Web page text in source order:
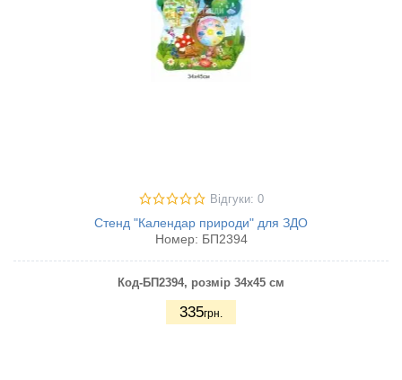
Відгуки: 0
Стенд "Календар природи" для ЗДО
Номер: БП2394
Код-БП2394, розмір 34х45 см
335грн.